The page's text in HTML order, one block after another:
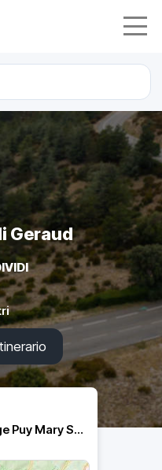
Geraud
Départ Aurillac passage Puy Mary Salers et retour à Aurillac